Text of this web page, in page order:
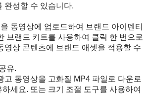
완성할 수 있습니다.
동영상에 업로드하여 브랜드 아이덴티
브랜드 키트를 사용하여 클릭 한 번으로
영상 콘텐츠에 브랜드 애셋을 적용할 수
유.
고 동영상을 고화질 MP4 파일로 다운로
세요. 또는 크기 조절 도구를 사용하여